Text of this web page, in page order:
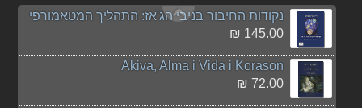
נקודות החיבור בניבי הג'אז: התהליך המטאמורפי
145.00 ₪
Akiva, Alma i Vida i Korason
72.00 ₪